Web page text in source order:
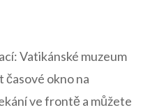
Vatikánské muzeum
časové okno na⁢
ve frontě a můžete